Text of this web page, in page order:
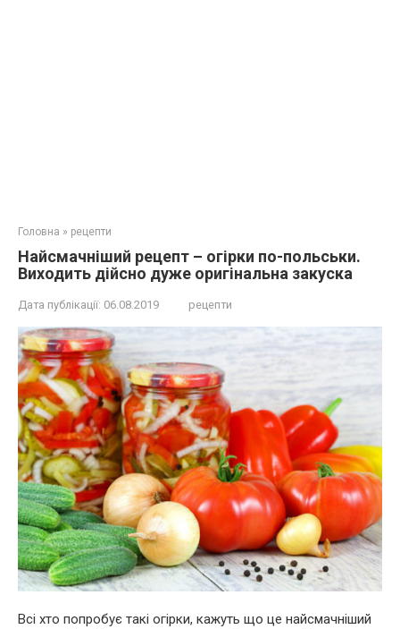
Головна » рецепти
Найсмачніший рецепт – огірки по-польськи.
Виходить дійсно дуже оригінальна закуска
Дата публікації: 06.08.2019 рецепти
Всі хто попробує такі огірки, кажуть що це найсмачніший